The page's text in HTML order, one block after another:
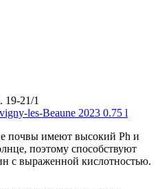
19-21/1
почвы имеют высокий Ph и
поэтому способствуют
с выраженной кислотностью.